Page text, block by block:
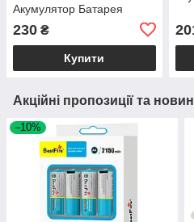
Акумулятор Батарея
230 ₴
Купити
Акційні пропозиції та
–10%